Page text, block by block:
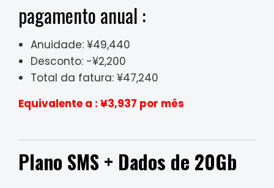
pagamento anual :
Anuidade: ¥49,440
Desconto: -¥2,200
Total da fatura: ¥47,240
Equivalente a : ¥3,937 por mês
Plano SMS + Dados de 20Gb